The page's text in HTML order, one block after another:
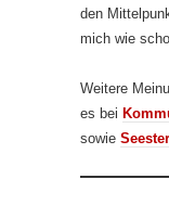
den
mich wie
Weitere
es bei
sowie